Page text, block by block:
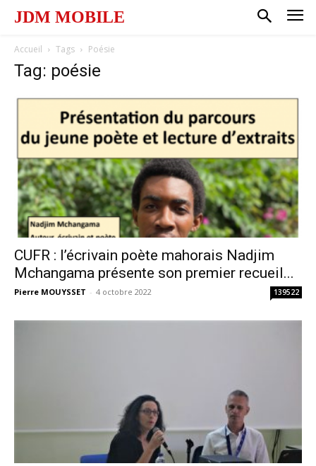
JDM MOBILE
Accueil Tags Poésie
Tag: poésie
CUFR : l’écrivain poète mahorais Nadjim
Mchangama présente son premier recueil...
Pierre MOUYSSET - 4 octobre 2022 139522